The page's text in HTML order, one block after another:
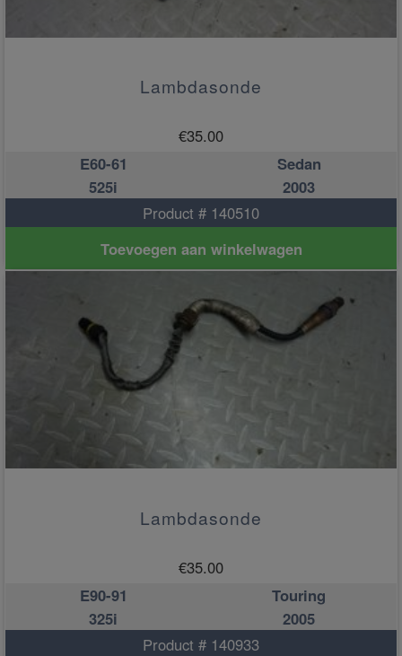
Lambdasonde
€35.00
E60-61
Sedan
525i
2003
Product # 140510
Toevoegen aan winkelwagen
Lambdasonde
€35.00
E90-91
Touring
325i
2005
Product # 140933